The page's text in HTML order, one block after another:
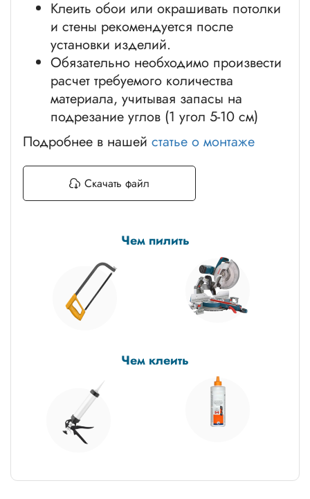
Клеить обои или окрашивать потолки
и стены рекомендуется после
установки изделий.
Обязательно необходимо произвести
расчет требуемого количества
материала, учитывая запасы на
подрезание углов (1 угол 5-10 см)
Подробнее в нашей статье о монтаже
Скачать файл
Чем пилить
Чем клеить